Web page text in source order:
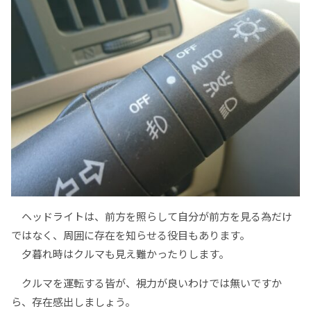
ヘッドライトは、前方を照らして自分が前方を見る為だけ
ではなく、周囲に存在を知らせる役目もあります。
夕暮れ時はクルマも見え難かったりします。
クルマを運転する皆が、視力が良いわけでは無いですか
ら、存在感出しましょう。